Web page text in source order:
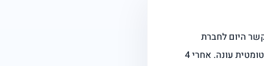
היום לחברת
הביטוח, זה עוד פעם ידחה לעוד שבוע." אתה מתקשר. המערכת האוטומטית עונה. אחרי 4